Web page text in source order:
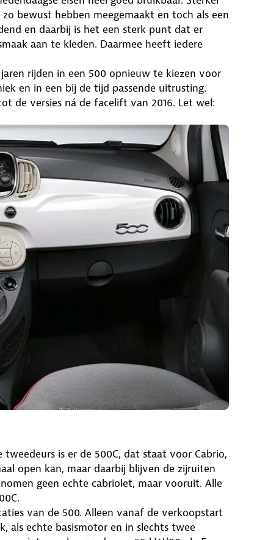
bewust hebben meegemaakt en toch als een
en daarbij is het een sterk punt dat er
aan te kleden. Daarmee heeft iedere
rijden in een 500 opnieuw te kiezen voor
en in een bij de tijd passende uitrusting.
de versies ná de facelift van 2016. Let wel:
is er de 500C, dat staat voor Cabrio,
open kan, maar daarbij blijven de zijruiten
geen echte cabriolet, maar vooruit. Alle
van de 500. Alleen vanaf de verkoopstart
als echte basismotor en in slechts twee